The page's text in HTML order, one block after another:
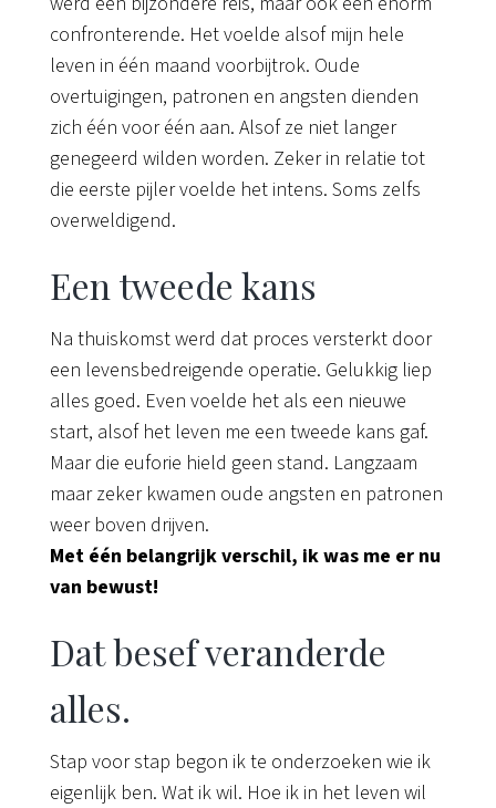
confronterende. Het voelde alsof mijn hele
leven in één maand voorbijtrok. Oude
overtuigingen, patronen en angsten dienden
zich één voor één aan. Alsof ze niet langer
genegeerd wilden worden. Zeker in relatie tot
die eerste pijler voelde het intens. Soms zelfs
overweldigend.
Een tweede kans
Na thuiskomst werd dat proces versterkt door
een levensbedreigende operatie. Gelukkig liep
alles goed. Even voelde het als een nieuwe
start, alsof het leven me een tweede kans gaf.
Maar die euforie hield geen stand. Langzaam
maar zeker kwamen oude angsten en patronen
weer boven drijven.
Met één belangrijk verschil, ik was me er nu
van bewust!
Dat besef veranderde
alles.
Stap voor stap begon ik te onderzoeken wie ik
eigenlijk ben. Wat ik wil. Hoe ik in het leven wil